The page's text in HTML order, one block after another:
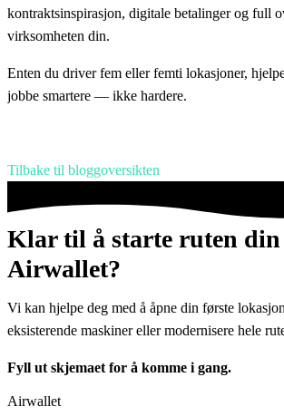
kontraktsinspirasjon, digitale betalinger og full
virksomheten din.
Enten du driver fem eller femti lokasjoner,
jobbe smartere — ikke hardere.
Tilbake til bloggoversikten
Klar til å starte ruten din
Airwallet?
Vi kan hjelpe deg med å åpne din første
eksisterende maskiner eller modernisere hele
Fyll ut skjemaet for å komme i gang.
Airwallet